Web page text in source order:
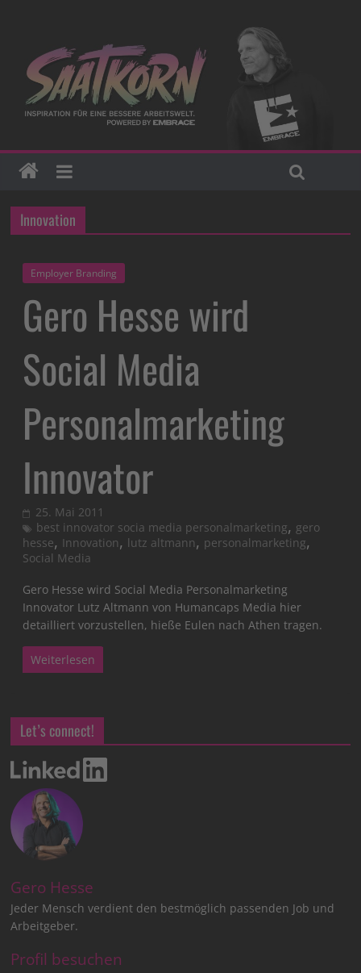
Innovation
Employer Branding
Gero Hesse wird
Social Media
Personalmarketing
Innovator
25. Mai 2011
best innovator socia media personalmarketing, gero
hesse, Innovation, lutz altmann, personalmarketing,
Social Media
Gero Hesse wird Social Media Personalmarketing
Innovator Lutz Altmann von Humancaps Media hier
detailliert vorzustellen, hieße Eulen nach Athen tragen.
Weiterlesen
Let’s connect!
Gero Hesse
Jeder Mensch verdient den bestmöglich passenden Job und
Arbeitgeber.
Profil besuchen